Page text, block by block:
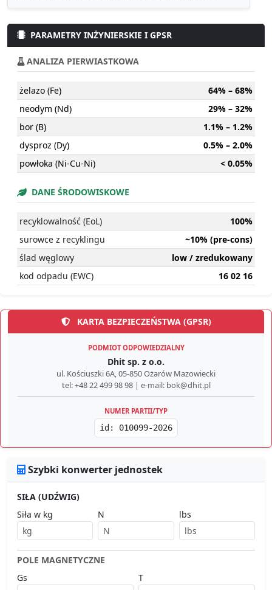
PARAMETRY INŻYNIERSKIE I GPSR
ANALIZA PIERWIASTKOWA
żelazo (Fe)
64% – 68%
neodym (Nd)
29% – 32%
bor (B)
1.1% – 1.2%
dysproz (Dy)
0.5% – 2.0%
powłoka (Ni-Cu-Ni)
< 0.05%
DANE ŚRODOWISKOWE
recyklowalność (EoL)
100%
surowce z recyklingu
~10% (pre-cons)
ślad węglowy
low / zredukowany
kod odpadu (EWC)
16 02 16
KARTA BEZPIECZEŃSTWA (GPSR)
PODMIOT ODPOWIEDZIALNY
Dhit sp. z o.o.
ul. Kościuszki 6A, 05-850 Ożarów Mazowiecki
tel: +48 22 499 98 98 | e-mail: bok@dhit.pl
NUMER PARTII/TYP
id: 010099-2026
Szybki konwerter jednostek
SIŁA (UDŹWIG)
Siła w kg
N lbs
POLE MAGNETYCZNE
Gs
T